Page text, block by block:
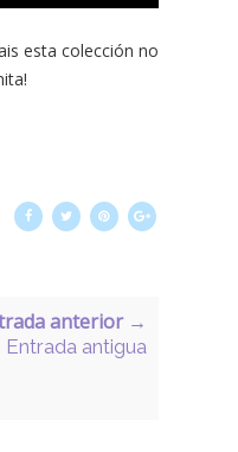
esta colección no
anterior →
Entrada antigua